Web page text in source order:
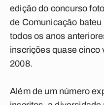
edição do concurso
de Comunicação
todos os anos
inscrições quase cinco
2008.
Além de um número